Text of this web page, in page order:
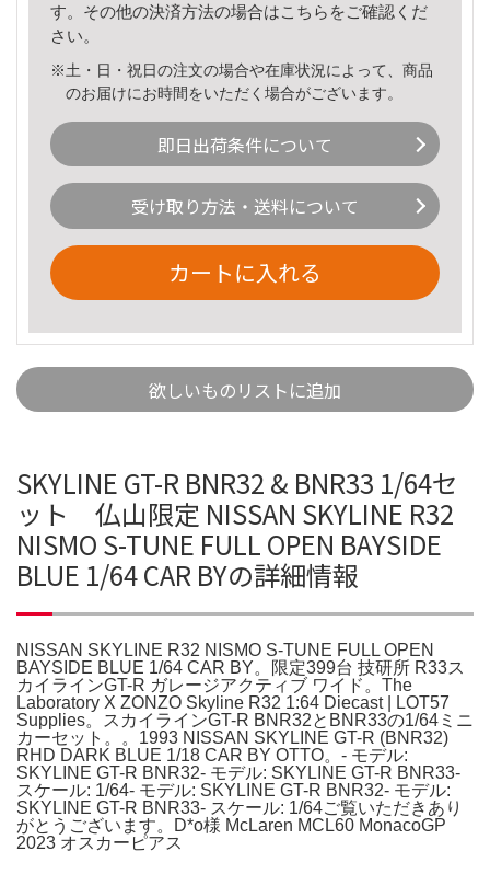
す。その他の決済方法の場合はこちら をご確認くだ
さい。
※土・日・祝日の注文の場合や在庫状況によって、商品
のお届けにお時間をいただく場合がございます。
即日出荷条件について
受け取り方法・送料について
カートに入れる
欲しいものリストに追加
SKYLINE GT-R BNR32 & BNR33 1/64セ
ット 仏山限定 NISSAN SKYLINE R32
NISMO S-TUNE FULL OPEN BAYSIDE
BLUE 1/64 CAR BYの詳細情報
NISSAN SKYLINE R32 NISMO S-TUNE FULL OPEN
BAYSIDE BLUE 1/64 CAR BY。限定399台 技研所 R33ス
カイラインGT-R ガレージアクティブ ワイド。The
Laboratory X ZONZO Skyline R32 1:64 Diecast | LOT57
Supplies。スカイラインGT-R BNR32とBNR33の1/64ミニ
カーセット。。1993 NISSAN SKYLINE GT-R (BNR32)
RHD DARK BLUE 1/18 CAR BY OTTO。- モデル:
SKYLINE GT-R BNR32- モデル: SKYLINE GT-R BNR33-
スケール: 1/64- モデル: SKYLINE GT-R BNR32- モデル:
SKYLINE GT-R BNR33- スケール: 1/64ご覧いただきあり
がとうございます。D*o様 McLaren MCL60 MonacoGP
2023 オスカーピアス